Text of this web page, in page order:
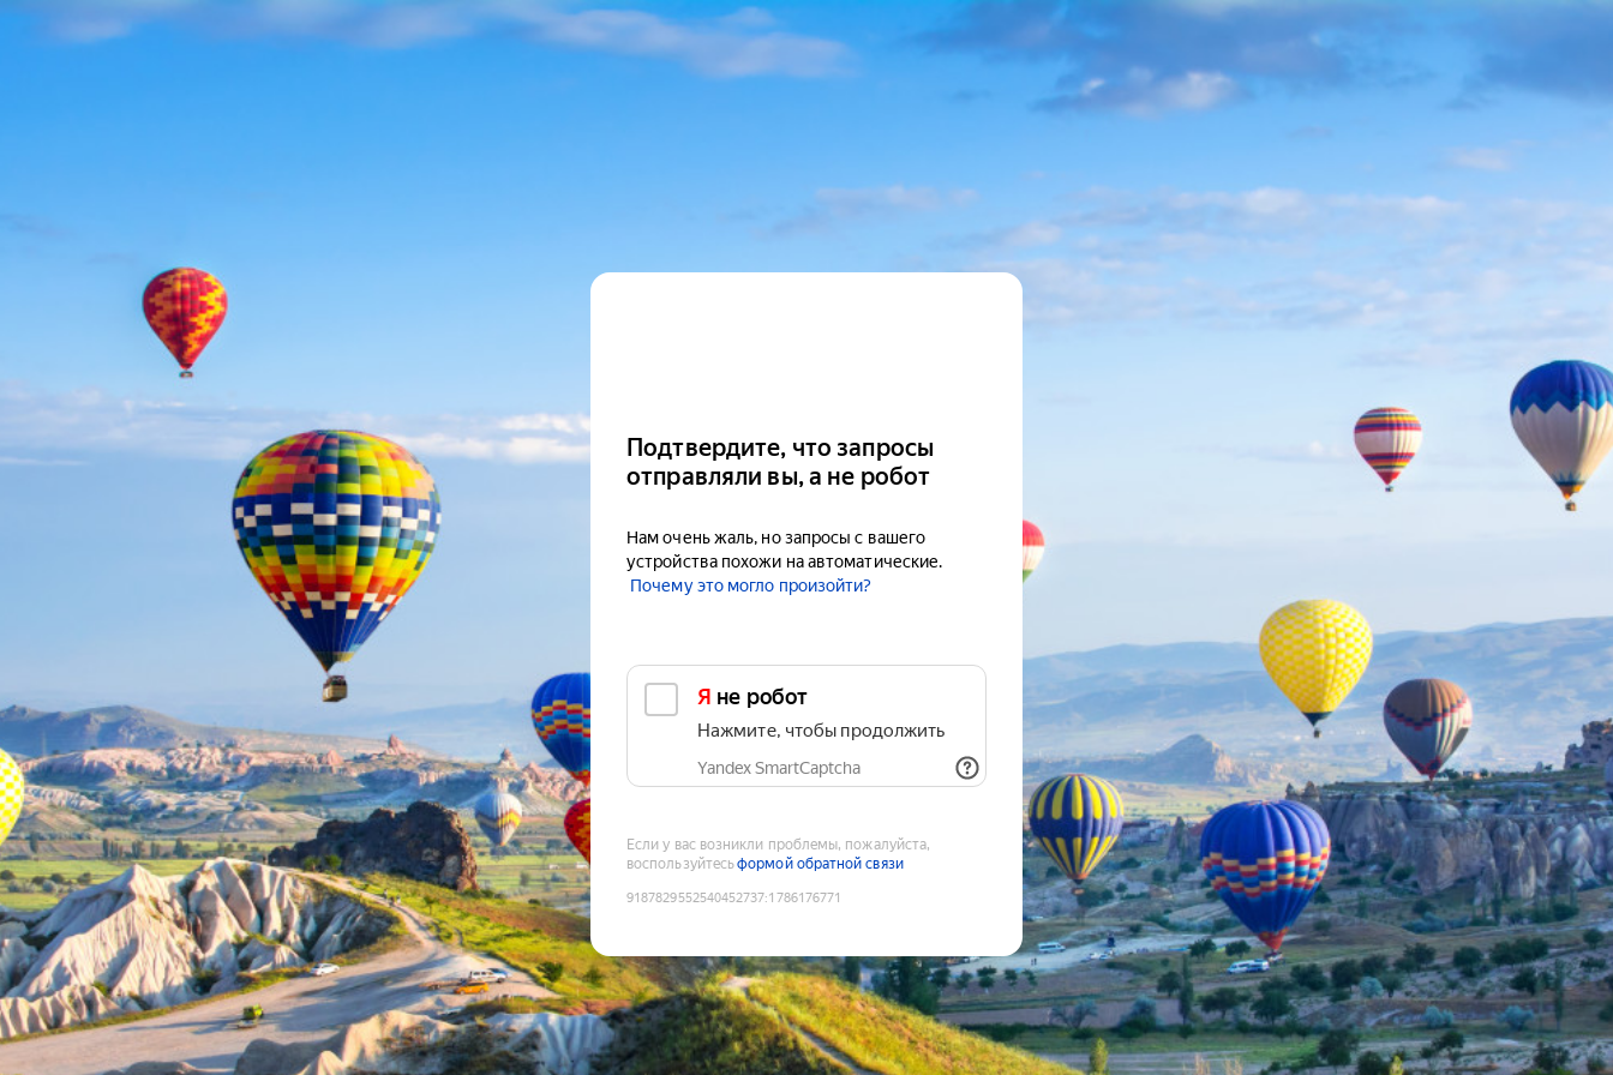
Подтвердите, что запросы
отправляли вы, а не робот
Нам очень жаль, но запросы с вашего
устройства похожи на автоматические.
Почему это могло произойти?
Я не робот
Нажмите, чтобы продолжить
Yandex SmartCaptcha
Если у вас возникли проблемы, пожалуйста,
воспользуйтесьформой обратной связи
9187829552540452737:1786176771